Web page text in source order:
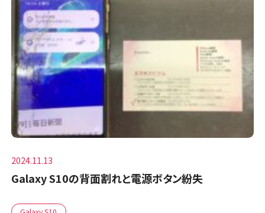
2024.11.13
Galaxy S10の背面割れと電源ボタン紛失